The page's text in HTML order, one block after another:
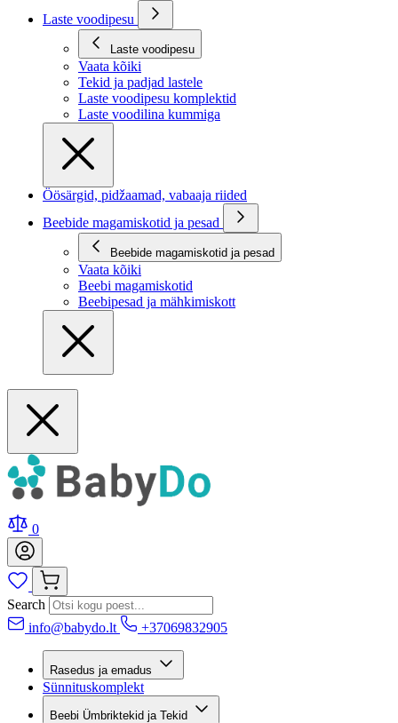
Laste voodipesu
Laste voodipesu
Vaata kõiki
Tekid ja padjad lastele
Laste voodipesu komplektid
Laste voodilina kummiga
Öösärgid, pidžaamad, vabaaja riided
Beebide magamiskotid ja pesad
Beebide magamiskotid ja pesad
Vaata kõiki
Beebi magamiskotid
Beebipesad ja mähkimiskott
0
Search
info@babydo.lt
+37069832905
Rasedus ja emadus
Sünnituskomplekt
Beebi Ümbriktekid ja Tekid